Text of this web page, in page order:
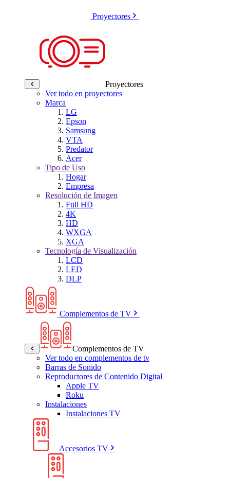
Proyectores
Proyectores
Ver todo en proyectores
Marca
LG
Epson
Samsung
VTA
Predator
Acer
Tipo de Uso
Hogar
Empresa
Resolución de Imagen
Full HD
4K
HD
WXGA
XGA
Tecnología de Visualización
LCD
LED
DLP
Complementos de TV
Complementos de TV
Ver todo en complementos de tv
Barras de Sonido
Reproductores de Contenido Digital
Apple TV
Roku
Instalaciones
Instalaciones TV
Accesorios TV